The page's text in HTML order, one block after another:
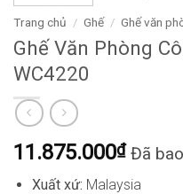
Trang chủ / Ghế / Ghế văn
Ghế Văn Phòng
WC4220
11.875.000₫ Đã
Xuất xứ: Malaysia